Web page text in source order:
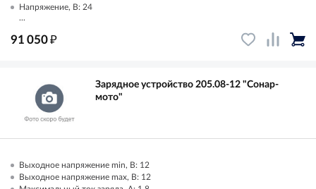
Напряжение, В: 24
...
91 050₽
Зарядное устройство 205.08-12 "Сонар-
мото"
Выходное напряжение min, В: 12
Выходное напряжение max, В: 12